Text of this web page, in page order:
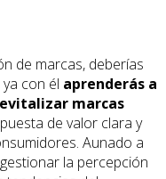
de marcas, deberías
con él aprenderás a
marcas
de valor clara y
Aunado a
la percepción